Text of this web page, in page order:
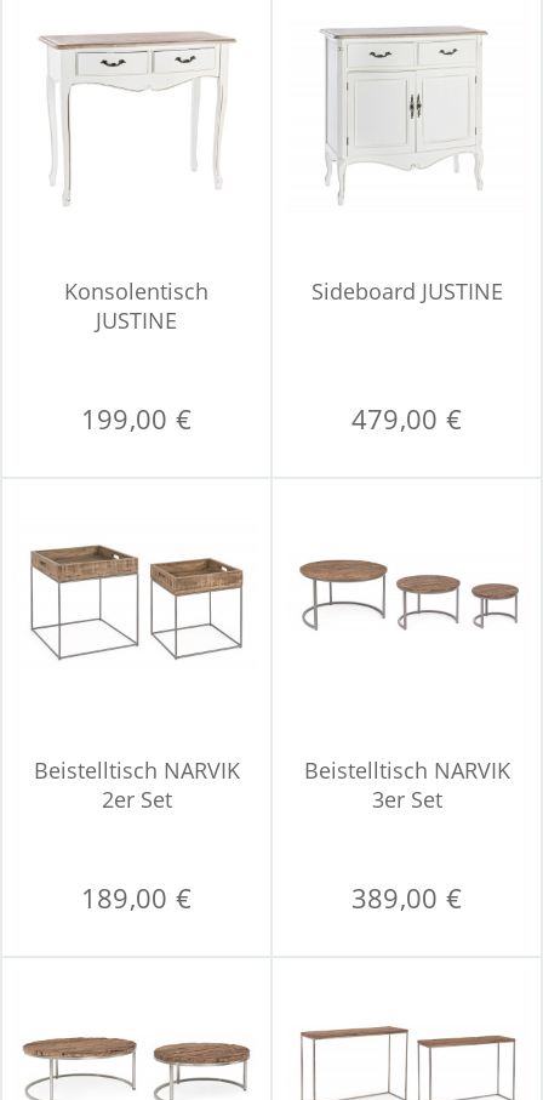
Konsolentisch
JUSTINE
199,00 €
Sideboard JUSTINE
479,00 €
Beistelltisch NARVIK
2er Set
189,00 €
Beistelltisch NARVIK
3er Set
389,00 €